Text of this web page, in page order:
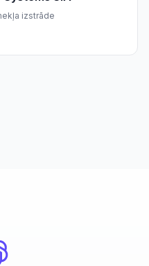
izstrāde